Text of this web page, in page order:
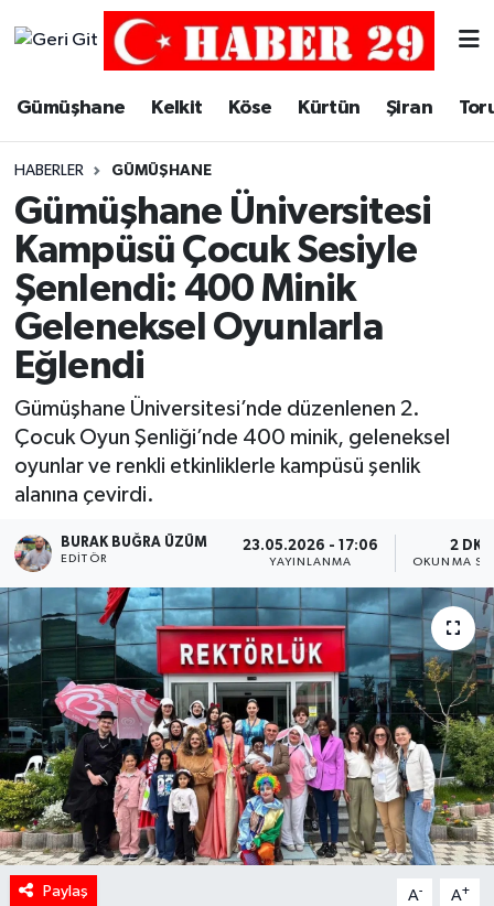
Gümüşhane Kelkit Köse Kürtün Şiran
HABERLER GÜMÜŞHANE
Gümüşhane Üniversitesi
Kampüsü Çocuk Sesiyle
Şenlendi: 400 Minik
Geleneksel Oyunlarla
Eğlendi
Gümüşhane Üniversitesi’nde düzenlenen 2.
Çocuk Oyun Şenliği’nde 400 minik, geleneksel
oyunlar ve renkli etkinliklerle kampüsü şenlik
alanına çevirdi.
BURAK BUĞRA ÜZÜM
EDITÖR
23.05.2026 - 17:06
YAYINLANMA
2 DK
OKUNMA
Paylaş A- A+
Merkez Trafik Yoğunluk Haritası
Süper Lig Puan Durumu ve Fikstür
Tüm Manşetler
Son Dakika Haberleri
Haber Arşivi